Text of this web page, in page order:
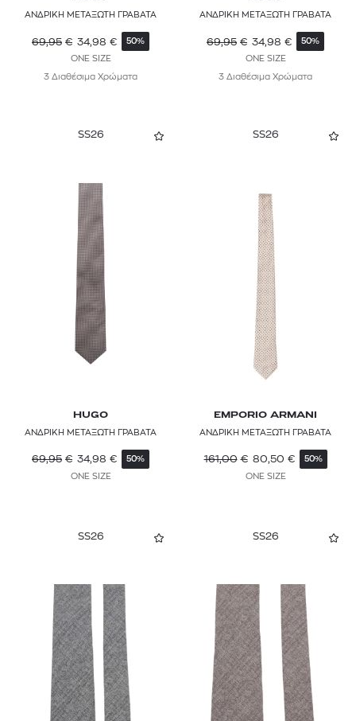
ΑΝΔΡΙΚΗ ΜΕΤΑΞΩΤΗ ΓΡΑΒΑΤΑ
69,95 € 34,98 € 50%
ONE SIZE
3 Διαθέσιμα Χρώματα
ΑΝΔΡΙΚΗ ΜΕΤΑΞΩΤΗ ΓΡΑΒΑΤΑ
69,95 € 34,98 € 50%
ONE SIZE
3 Διαθέσιμα Χρώματα
SS26
HUGO
ΑΝΔΡΙΚΗ ΜΕΤΑΞΩΤΗ ΓΡΑΒΑΤΑ
69,95 € 34,98 € 50%
ONE SIZE
SS26
EMPORIO ARMANI
ΑΝΔΡΙΚΗ ΜΕΤΑΞΩΤΗ ΓΡΑΒΑΤΑ
161,00 € 80,50 € 50%
ONE SIZE
SS26 SS26